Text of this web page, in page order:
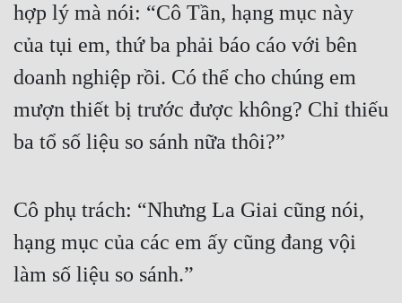
hợp lý mà nói: “Cô Tần, hạng mục này
của tụi em, thứ ba phải báo cáo với bên
doanh nghiệp rồi. Có thể cho chúng em
mượn thiết bị trước được không? Chỉ thiếu
ba tổ số liệu so sánh nữa thôi?”
Cô phụ trách: “Nhưng La Giai cũng nói,
hạng mục của các em ấy cũng đang vội
làm số liệu so sánh.”